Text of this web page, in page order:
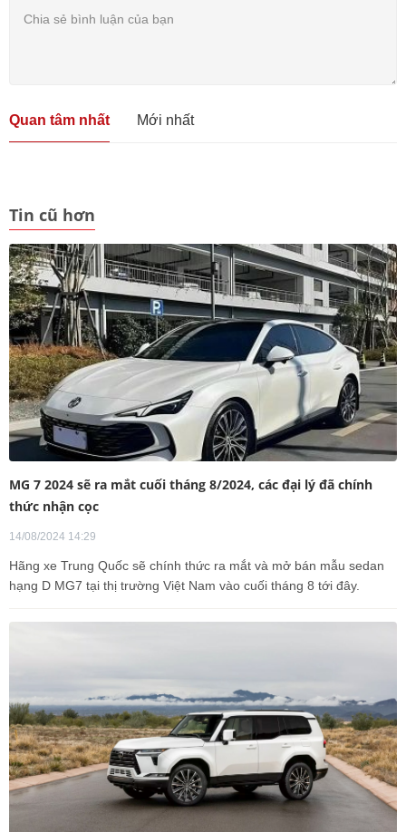
Quan tâm nhất Mới nhất
Tin cũ hơn
MG 7 2024 sẽ ra mắt cuối tháng 8/2024, các đại lý đã chính
thức nhận cọc
14/08/2024 14:29
Hãng xe Trung Quốc sẽ chính thức ra mắt và mở bán mẫu sedan
hạng D MG7 tại thị trường Việt Nam vào cuối tháng 8 tới đây.